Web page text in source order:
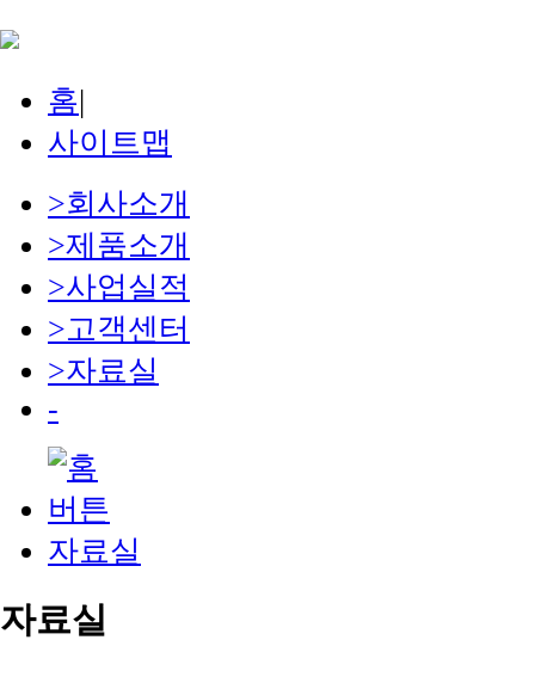
홈|
사이트맵
>회사소개
>제품소개
>사업실적
>고객센터
>자료실
-
자료실
자료실